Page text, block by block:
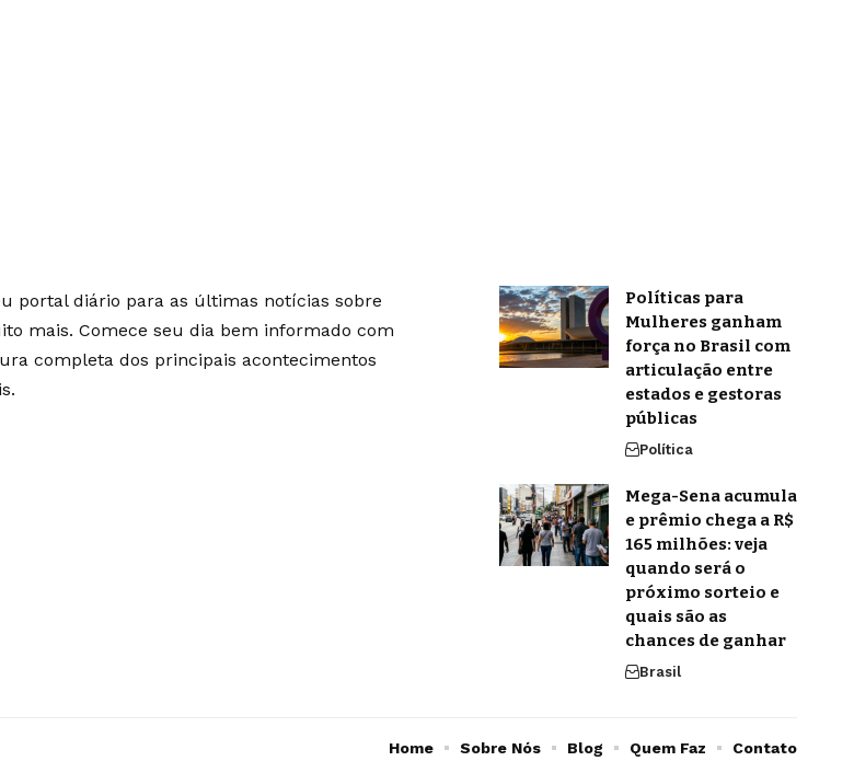
portal diário para as últimas notícias sobre
mais. Comece seu dia bem informado com
completa dos principais acontecimentos
Políticas para
Mulheres ganham
força no Brasil com
articulação entre
estados e gestoras
públicas
Política
Mega-Sena acumula
e prêmio chega a R$
165 milhões: veja
quando será o
próximo sorteio e
quais são as
chances de ganhar
Brasil
Home Sobre Nós Blog Quem Faz Contato